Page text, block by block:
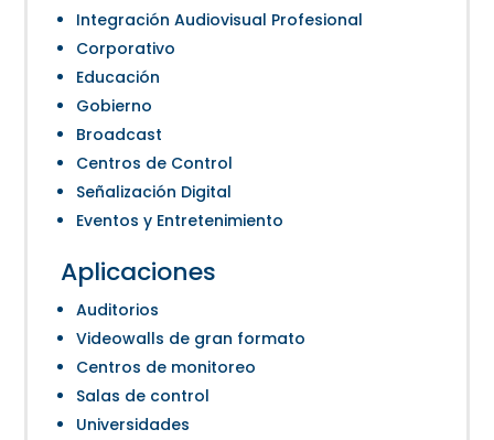
Integración Audiovisual Profesional
Corporativo
Educación
Gobierno
Broadcast
Centros de Control
Señalización Digital
Eventos y Entretenimiento
Aplicaciones
Auditorios
Videowalls de gran formato
Centros de monitoreo
Salas de control
Universidades